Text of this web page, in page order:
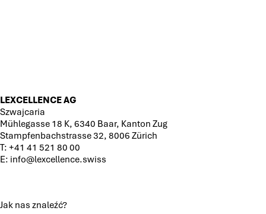
LEXCELLENCE AG
Szwajcaria
Mühlegasse 18 K, 6340 Baar, Kanton Zug
Stampfenbachstrasse 32, 8006 Zürich
T: +41 41 521 80 00
E: info@lexcellence.swiss
Jak nas znaleźć?